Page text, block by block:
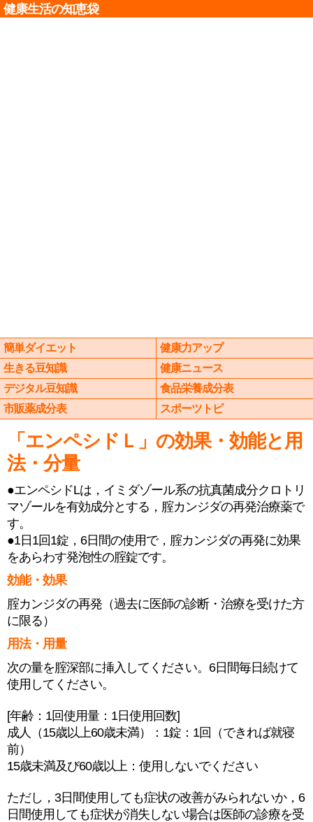
健康生活の知恵袋
簡単ダイエット
健康力アップ
生きる豆知識
健康ニュース
デジタル豆知識
食品栄養成分表
市販薬成分表
スポーツトピ
「エンペシドＬ」の効果・効能と用
法・分量
●エンペシドLは，イミダゾール系の抗真菌成分クロトリ
マゾールを有効成分とする，腟カンジダの再発治療薬で
す。
●1日1回1錠，6日間の使用で，腟カンジダの再発に効果
をあらわす発泡性の腟錠です。
効能・効果
腟カンジダの再発（過去に医師の診断・治療を受けた方
に限る）
用法・用量
次の量を腟深部に挿入してください。6日間毎日続けて
使用してください。
[年齢：1回使用量：1日使用回数]
成人（15歳以上60歳未満）：1錠：1回（できれば就寝
前）
15歳未満及び60歳以上：使用しないでください
ただし，3日間使用しても症状の改善がみられないか，6
日間使用しても症状が消失しない場合は医師の診療を受